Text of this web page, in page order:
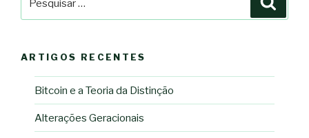
ARTIGOS RECENTES
Bitcoin e a Teoria da Distinção
Alterações Geracionais